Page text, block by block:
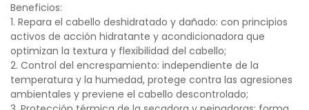
Beneficios:
1. Repara el cabello deshidratado y dañado: con principios
activos de acción hidratante y acondicionadora que
optimizan la textura y flexibilidad del cabello;
2. Control del encrespamiento: independiente de la
temperatura y la humedad, protege contra las agresiones
ambientales y previene el cabello descontrolado;